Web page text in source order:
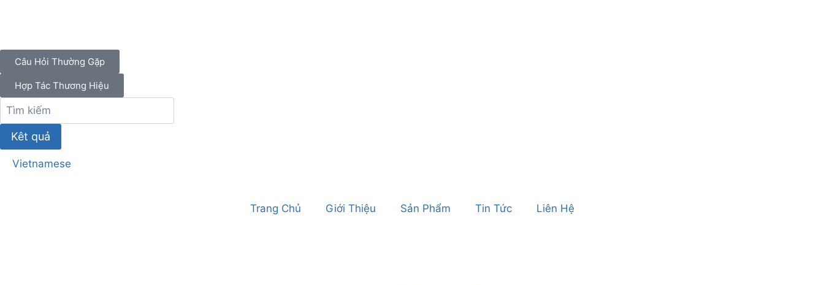
Câu Hỏi Thường Gặp
Hợp Tác Thương Hiệu
Kêt quả
Vietnamese
Trang Chủ Giới Thiệu Sản Phẩm Tin Tức Liên Hệ